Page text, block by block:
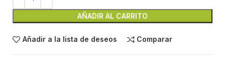
AÑADIR AL CARRITO
Añadir a la lista de deseos Comparar